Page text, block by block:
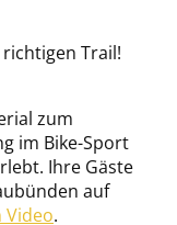
Trail!
zum
im Bike-Sport
Ihre Gäste
auf
Video.